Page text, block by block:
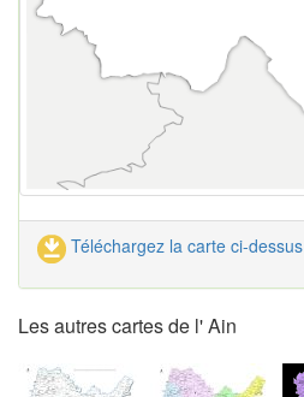
Téléchargez la carte ci-dessus
Les autres cartes de l' Ain